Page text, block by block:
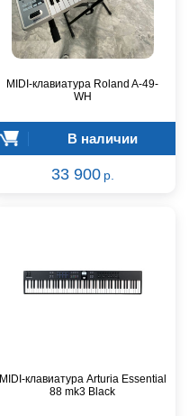
MIDI-клавиатура Roland A-49-
WH
В наличии
33 900 р.
MIDI-клавиатура Arturia Essential
88 mk3 Black